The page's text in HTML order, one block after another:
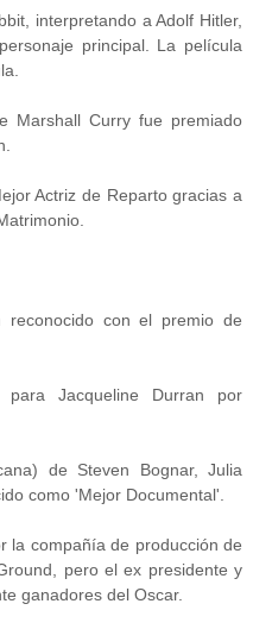
interpretando a Adolf Hitler,
principal. La película
Marshall Curry fue premiado
Actriz de Reparto gracias a
reconocido con el premio de
Jacqueline Durran por
de Steven Bognar, Julia
como 'Mejor Documental'.
la compañía de producción de
pero el ex presidente y
ganadores del Oscar.